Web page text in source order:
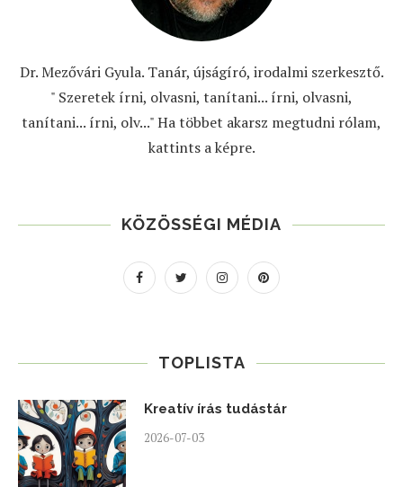
Dr. Mezővári Gyula. Tanár, újságíró, irodalmi szerkesztő.
" Szeretek írni, olvasni, tanítani... írni, olvasni,
tanítani... írni, olv..." Ha többet akarsz megtudni rólam,
kattints a képre.
KÖZÖSSÉGI MÉDIA
TOPLISTA
Kreatív írás tudástár
2026-07-03